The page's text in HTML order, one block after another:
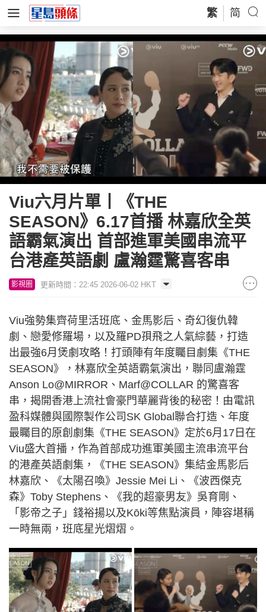
繁 简
Viu六月片單丨《THE
SEASON》6.17首播 林嘉欣全英
語霸氣演出 首部進軍美國串流平
台港產英語劇 盧瀚霆驚喜客串
影視圈 更新時間：22:45 2026-06-02 HKT
Viu強勢集齊荷里活班底、金馬影后、奇幻復仇韓
劇、戀愛修羅場，以及羅PD孭飛之人氣綜藝，打造
出最強6月煲劇攻略！打頭陣有年度矚目劇集《THE
SEASON》，林嘉欣全英語霸氣演出，聯同盧瀚霆
Anson Lo@MIRROR、Marf@COLLAR 的驚喜客
串，揭開香港上流社會豪門華麗背後的秘密！由電訊
盈科媒體與國際製作公司SK Global聯合打造、年度
最矚目的原創劇集《THE SEASON》定於6月17日在
Viu盛大首播，作為首部成功進軍美國主流串流平台
的港產英語劇集，《THE SEASON》集結金馬影后
林嘉欣、《太陽召喚》Jessie Mei Li、《波西傑克
森》Toby Stephens、《我的超豪男友》吳育剛、
「影帝之子」錢裕揚以及Kōki等焦點演員，陣容堪稱
一時無兩，班底星光熠熠。